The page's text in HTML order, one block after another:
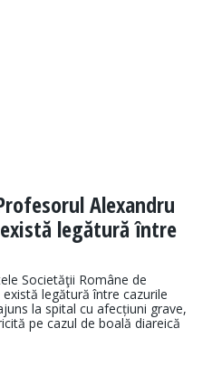
Alexandru
legătură între
Societăţii Române de
legătură între cazurile
la spital cu afecțiuni grave,
pe cazul de boală diareică